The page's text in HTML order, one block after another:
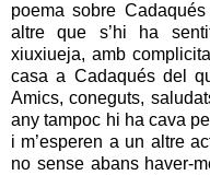
poema sobre
altre que s’hi ha
xiuxiueja, amb
casa a Cadaqués del
Amics, coneguts,
any tampoc hi ha cava
i m’esperen a un altre
no sense abans haver-